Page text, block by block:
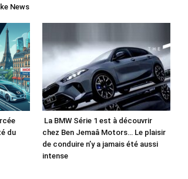
News
du
La BMW Série 1 est à découvrir
chez Ben Jemaâ Motors… Le plaisir
de conduire n’y a jamais été aussi
intense